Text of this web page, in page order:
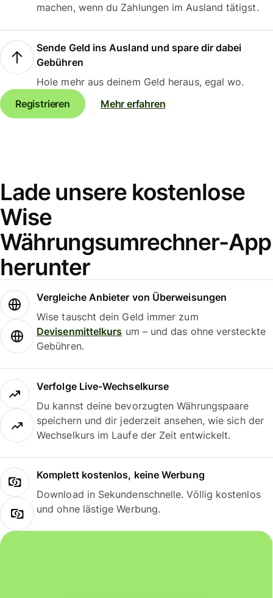
machen, wenn du Zahlungen im Ausland tätigst.
Sende Geld ins Ausland und spare dir dabei
Gebühren
Hole mehr aus deinem Geld heraus, egal wo.
Registrieren
Mehr erfahren
Lade unsere kostenlose
Wise
Währungsumrechner-App
herunter
Vergleiche Anbieter von Überweisungen
Wise tauscht dein Geld immer zum
Devisenmittelkurs um – und das ohne versteckte
Gebühren.
Verfolge Live-Wechselkurse
Du kannst deine bevorzugten Währungspaare
speichern und dir jederzeit ansehen, wie sich der
Wechselkurs im Laufe der Zeit entwickelt.
Komplett kostenlos, keine Werbung
Download in Sekundenschnelle. Völlig kostenlos
und ohne lästige Werbung.